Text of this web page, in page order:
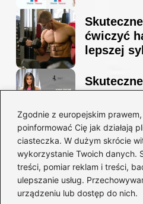
Zgodnie z europejskim
poinformować Cię jak działają
ciasteczka. W dużym skrócie
wykorzystanie Twoich danych.
treści, pomiar reklam i treści,
ulepszanie usług.
urządzeniu lub dostęp do nich.
ćwiczyć
lepszej
sylwetkę
Idealny
go do